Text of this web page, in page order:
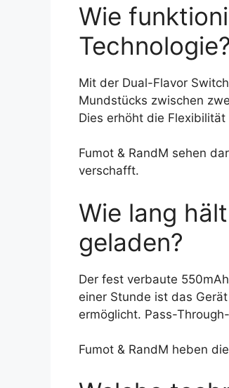
Wie
Technologie?
Mit der Dual-Flavor
Mundstücks zwischen
Dies erhöht die
Fumot & RandM sehen
verschafft.
Wie lang
geladen?
Der fest verbaute
einer Stunde ist das
ermöglicht. Pass-
Fumot & RandM heben